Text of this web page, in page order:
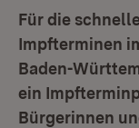
Für die
Impfterminen
Baden-
ein
Bürgerinnen